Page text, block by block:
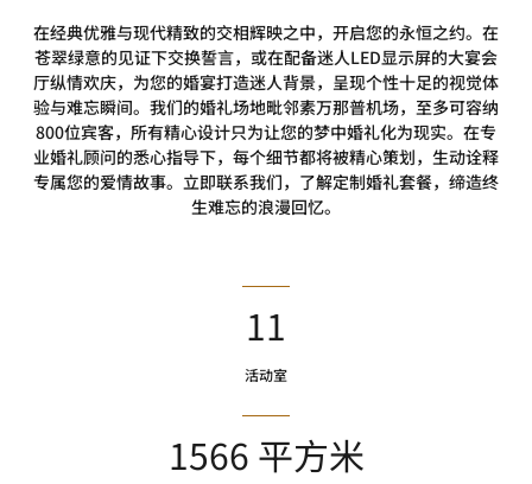
在经典优雅与现代精致的交相辉映之中，开启您的永恒之约。在
苍翠绿意的见证下交换誓言，或在配备迷人LED显示屏的大宴会
厅纵情欢庆，为您的婚宴打造迷人背景，呈现个性十足的视觉体
验与难忘瞬间。我们的婚礼场地毗邻素万那普机场，至多可容纳
800位宾客，所有精心设计只为让您的梦中婚礼化为现实。在专
业婚礼顾问的悉心指导下，每个细节都将被精心策划，生动诠释
专属您的爱情故事。立即联系我们，了解定制婚礼套餐，缔造终
生难忘的浪漫回忆。
11
活动室
1566 平方米